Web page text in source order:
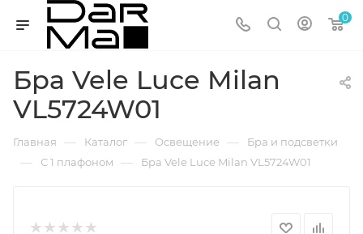
0
Бра Vele Luce Milan
VL5724W01
Главная — Каталог — Освещение — Бра и подсветки
— С 1 плафоном — Бра Vele Luce Milan VL5724W01